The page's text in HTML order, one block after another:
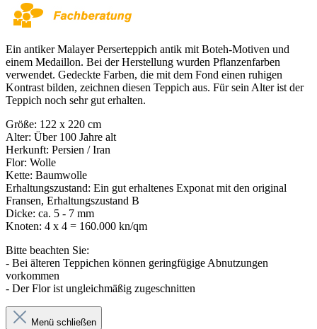
Ein antiker Malayer Perserteppich antik mit Boteh-Motiven und
einem Medaillon. Bei der Herstellung wurden Pflanzenfarben
verwendet. Gedeckte Farben, die mit dem Fond einen ruhigen
Kontrast bilden, zeichnen diesen Teppich aus. Für sein Alter ist der
Teppich noch sehr gut erhalten.
Größe: 122 x 220 cm
Alter: Über 100 Jahre alt
Herkunft: Persien / Iran
Flor: Wolle
Kette: Baumwolle
Erhaltungszustand: Ein gut erhaltenes Exponat mit den original
Fransen, Erhaltungszustand B
Dicke: ca. 5 - 7 mm
Knoten: 4 x 4 = 160.000 kn/qm
Bitte beachten Sie:
- Bei älteren Teppichen können geringfügige Abnutzungen
vorkommen
- Der Flor ist ungleichmäßig zugeschnitten
Menü schließen